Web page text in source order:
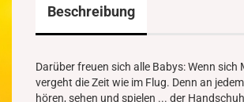
Beschreibung
Darüber freuen sich alle Babys: Wenn
vergeht die Zeit wie im Flug. Denn an
hören, sehen und spielen ... der